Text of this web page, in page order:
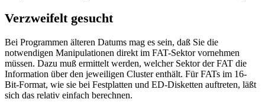
Verzweifelt gesucht
Bei Programmen älteren Datums mag es sein, daß Sie die
notwendigen Manipulationen direkt im FAT-Sektor vornehmen
müssen. Dazu muß ermittelt werden, welcher Sektor der FAT die
Information über den jeweiligen Cluster enthält. Für FATs im 16-
Bit-Format, wie sie bei Festplatten und ED-Disketten auftreten, läßt
sich das relativ einfach berechnen.